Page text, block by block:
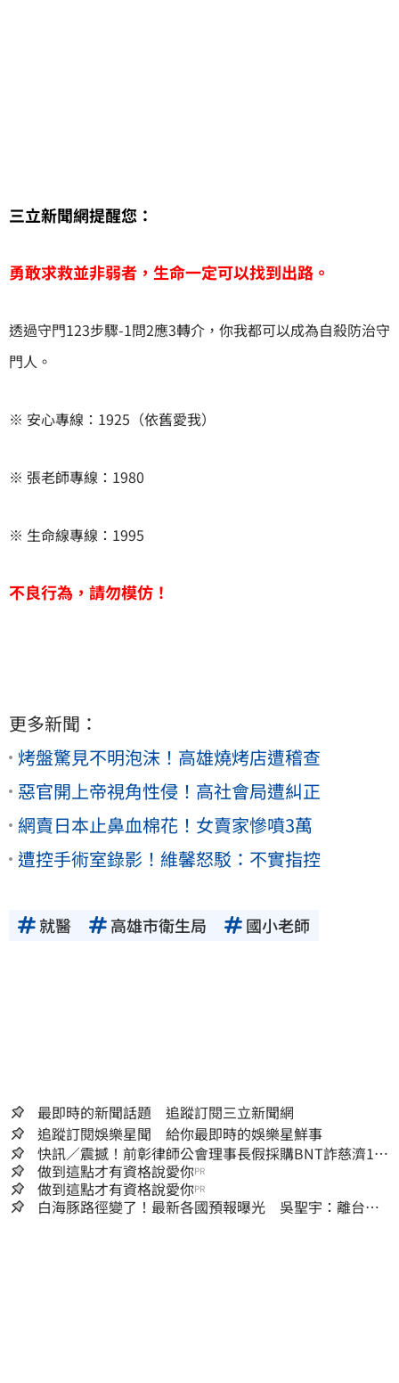
三立新聞網提醒您：
勇敢求救並非弱者，生命一定可以找到出路。
透過守門123步驟-1問2應3轉介，你我都可以成為自殺防治守
門人。
※ 安心專線：1925（依舊愛我）
※ 張老師專線：1980
※ 生命線專線：1995
不良行為，請勿模仿！
更多新聞：
烤盤驚見不明泡沫！高雄燒烤店遭稽查
惡官開上帝視角性侵！高社會局遭糾正
網賣日本止鼻血棉花！女賣家慘噴3萬
遭控手術室錄影！維馨怒駁：不實指控
就醫 高雄市衛生局 國小老師
最即時的新聞話題 追蹤訂閱三立新聞網
追蹤訂閱娛樂星聞 給你最即時的娛樂星鮮事
快訊／震撼！前彰律師公會理事長假採購BNT詐慈濟10
億、洗錢囤232kg黃金
做到這點才有資格說愛你PR
做到這點才有資格說愛你PR
白海豚路徑變了！最新各國預報曝光 吳聖宇：離台灣